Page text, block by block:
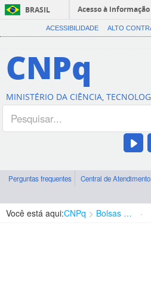
BRASIL
Acesso à informação
ACESSIBILIDADE ALTO
CNPq
MINISTÉRIO DA CIÊNCIA,
Perguntas frequentes Central de Atendimento
Você está aqui:CNPq Bolsas e Auxílios Vigentes